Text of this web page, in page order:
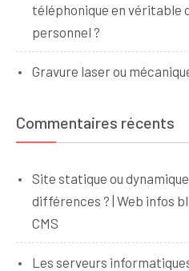
téléphonique en véritable
personnel ?
Gravure laser ou
Commentaires récents
Site statique ou
différences ? | Web infos
CMS
Les serveurs